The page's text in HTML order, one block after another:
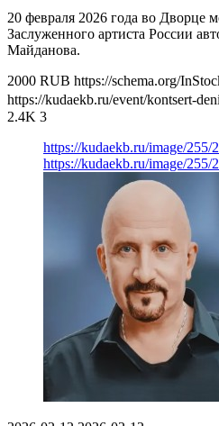
20 февраля 2026 года во Дворце
Заслуженного артиста России
Майданова.
2000 RUB https://schema.org/
https://kudaekb.ru/event/kontsert-
2.4K 3
https://kudaekb.ru/image/255/
https://kudaekb.ru/image/255/